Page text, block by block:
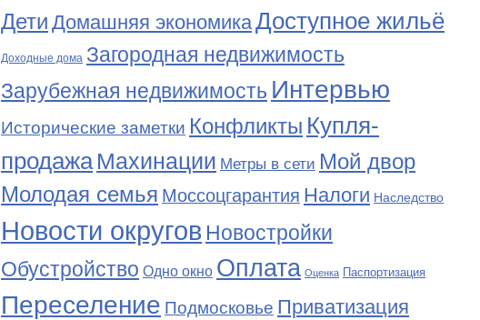
Дети Домашняя экономикаДоступное жильё
Доходные дома Загородная недвижимость
Зарубежная недвижимость Интервью
Исторические заметки Конфликты Купля-
продажа Махинации Метры в сети Мой двор
Молодая семья Моссоцгарантия Налоги Наследство
Новости округов Новостройки
Обустройство Одно окно Оплата Оценка Паспортизация
Переселение Подмосковье Приватизация